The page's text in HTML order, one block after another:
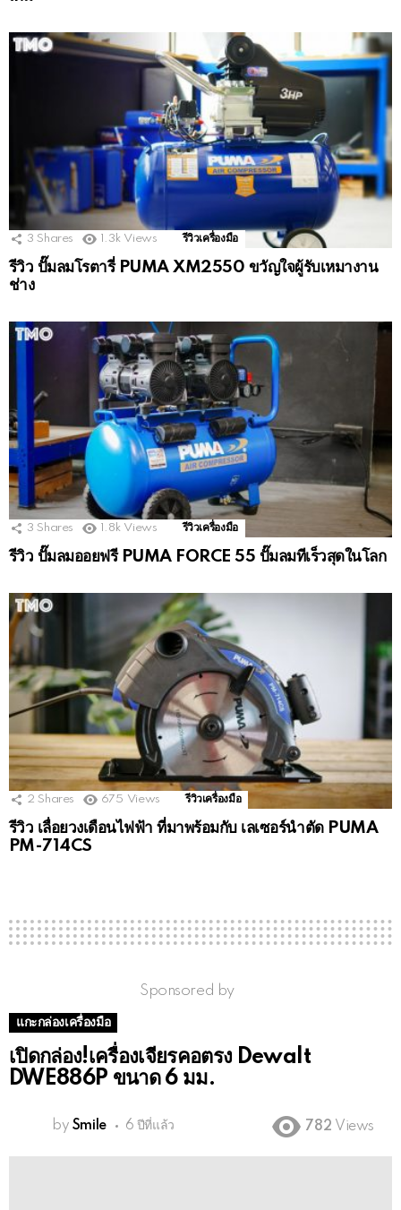
3 Shares 1.3k Views รีวิวเครื่องมือ
รีวิว ปั๊มลมโรตารี่ PUMA XM2550 ขวัญใจผู้รับเหมางาน
ช่าง
3 Shares 1.8k Views รีวิวเครื่องมือ
รีวิว ปั๊มลมออยฟรี PUMA FORCE 55 ปั๊มลมทีเร็วสุดในโลก
2 Shares 675 Views รีวิวเครื่องมือ
รีวิว เลื่อยวงเดือนไฟฟ้า ที่มาพร้อมกับ เลเซอร์นำตัด PUMA
PM-714CS
Sponsored by
แกะกล่องเครื่องมือ
เปิดกล่อง!เครื่องเจียรคอตรง Dewalt
DWE886P ขนาด 6 มม.